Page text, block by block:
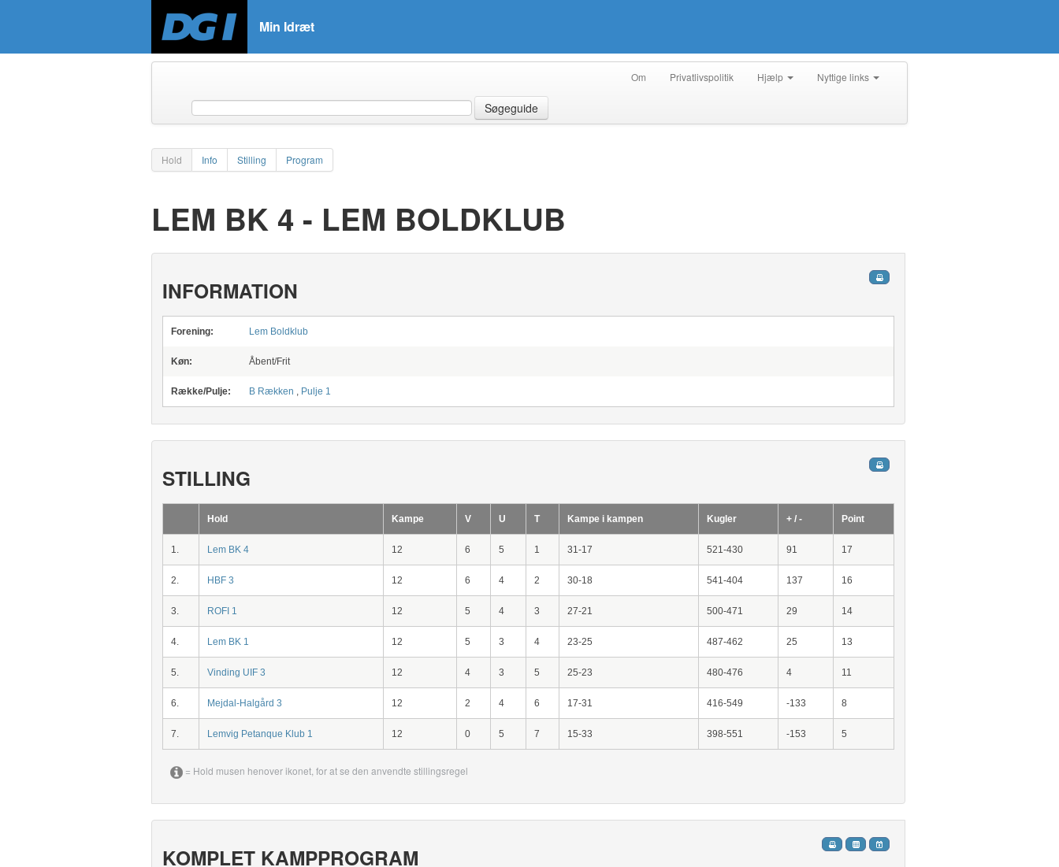
Min Idræt
Om Privatlivspolitik Hjælp Nyttige links
Søgeguide
Hold Info Stilling Program
LEM BK 4 - LEM BOLDKLUB
INFORMATION
Forening: Lem Boldklub
Køn: Åbent/Frit
Række/Pulje: B Rækken , Pulje 1
STILLING
Hold Kampe V U T Kampe i kampen Kugler + / - Point
1. Lem BK 4 12 6 5 1 31-17 521-430 91 17
2. HBF 3 12 6 4 2 30-18 541-404 137 16
3. ROFI 1 12 5 4 3 27-21 500-471 29 14
4. Lem BK 1 12 5 3 4 23-25 487-462 25 13
5. Vinding UIF 3 12 4 3 5 25-23 480-476 4 11
6. Mejdal-Halgård 3 12 2 4 6 17-31 416-549 -133 8
7. Lemvig Petanque Klub 1 12 0 5 7 15-33 398-551 -153 5
= Hold musen henover ikonet, for at se den anvendte stillingsregel
KOMPLET KAMPPROGRAM